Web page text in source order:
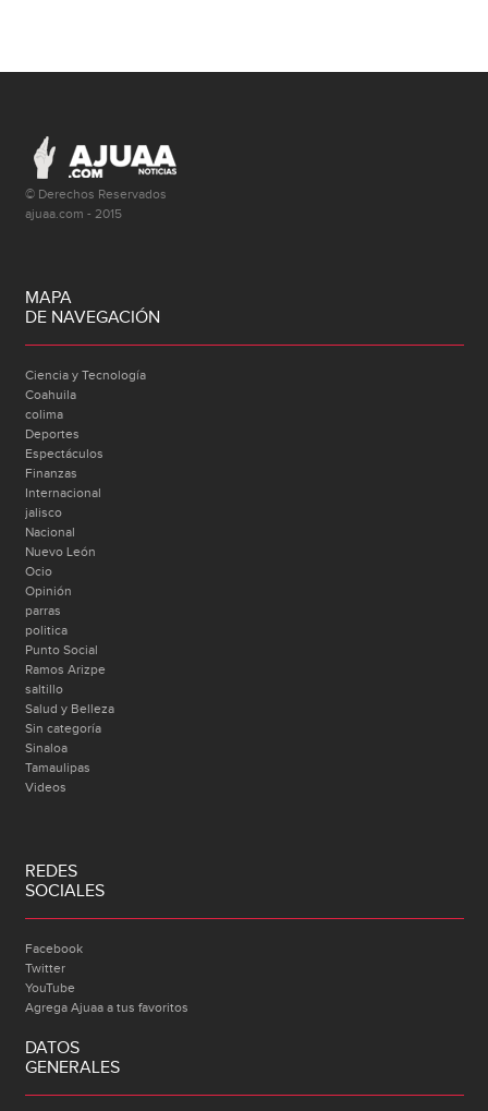
© Derechos Reservados
ajuaa.com - 2015
MAPA
DE NAVEGACIÓN
Ciencia y Tecnología
Coahuila
colima
Deportes
Espectáculos
Finanzas
Internacional
jalisco
Nacional
Nuevo León
Ocio
Opinión
parras
politica
Punto Social
Ramos Arizpe
saltillo
Salud y Belleza
Sin categoría
Sinaloa
Tamaulipas
Videos
REDES
SOCIALES
Facebook
Twitter
YouTube
Agrega Ajuaa a tus favoritos
DATOS
GENERALES